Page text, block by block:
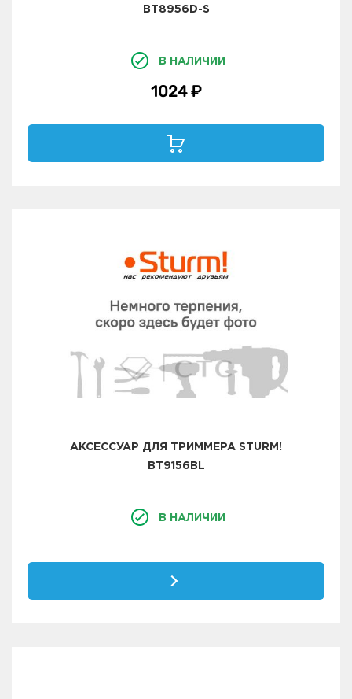
BT8956D-S
В НАЛИЧИИ
1024 ₽
АКСЕССУАР ДЛЯ ТРИММЕРА STURM!
BT9156BL
В НАЛИЧИИ